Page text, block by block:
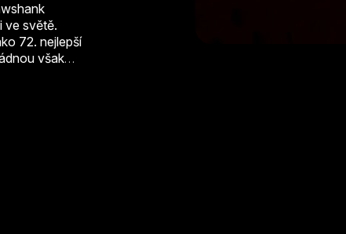
ve světě.
72. nejlepší
však
že film byl